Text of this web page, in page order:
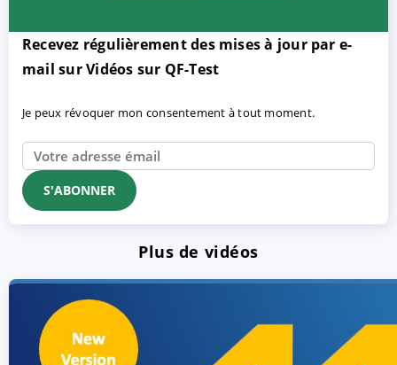
Recevez régulièrement des mises à jour par e-
mail sur Vidéos sur QF-Test
Je peux révoquer mon consentement à tout moment.
Plus de vidéos